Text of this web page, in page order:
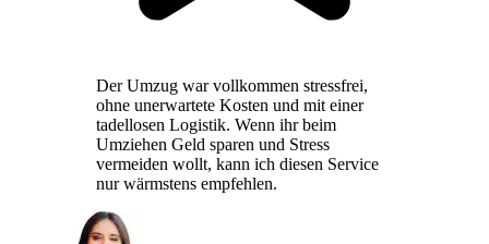
Der Umzug war vollkommen stressfrei,
ohne unerwartete Kosten und mit einer
tadellosen Logistik. Wenn ihr beim
Umziehen Geld sparen und Stress
vermeiden wollt, kann ich diesen Service
nur wärmstens empfehlen.